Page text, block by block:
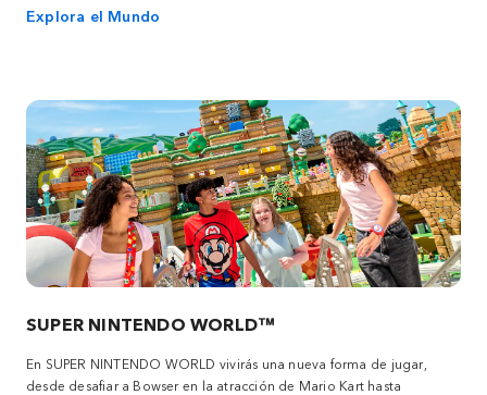
Explora el Mundo
SUPER NINTENDO WORLD™
En SUPER NINTENDO WORLD vivirás una nueva forma de jugar,
desde desafiar a Bowser en la atracción de Mario Kart hasta